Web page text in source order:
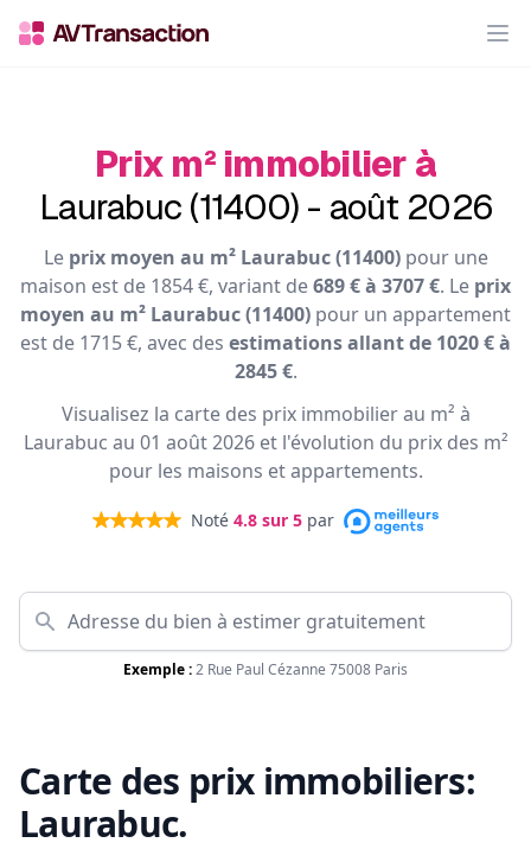
Prix m² immobilier à
Laurabuc (11400) - août 2026
Le prix moyen au m² Laurabuc (11400)pour une
maison est de 1854 €, variant de689 € à 3707 €. Le prix
moyen au m² Laurabuc (11400) pour un appartement
est de 1715 €, avec des estimations allant de 1020 € à
2845 €.
Visualisez la carte des prix immobilier au m² à
Laurabuc au 01 août 2026 et l'évolution du prix des m²
pour les maisons et appartements.
Noté 4.8 sur 5 par
Exemple :2 Rue Paul Cézanne 75008 Paris
Carte des prix immobiliers:
Laurabuc.